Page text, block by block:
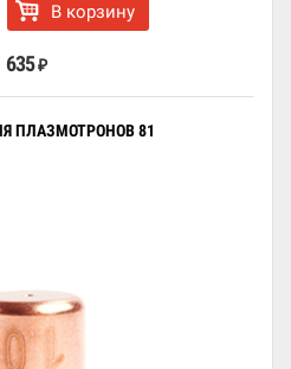
В корзину
635 ₽
ПЛАЗМОТРОНОВ 81